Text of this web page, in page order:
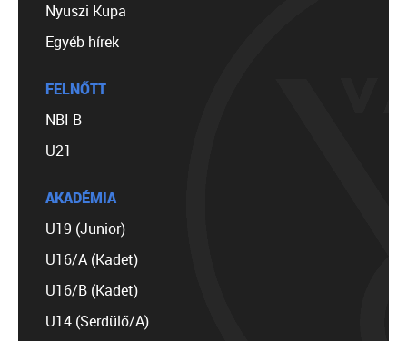
Nyuszi Kupa
Egyéb hírek
FELNŐTT
NBI B
U21
AKADÉMIA
U19 (Junior)
U16/A (Kadet)
U16/B (Kadet)
U14 (Serdülő/A)